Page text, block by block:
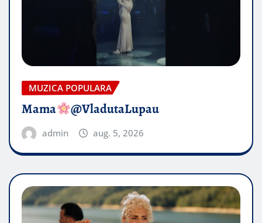
MUZICA POPULARA
Mama @VladutaLupau
admin aug. 5, 2026